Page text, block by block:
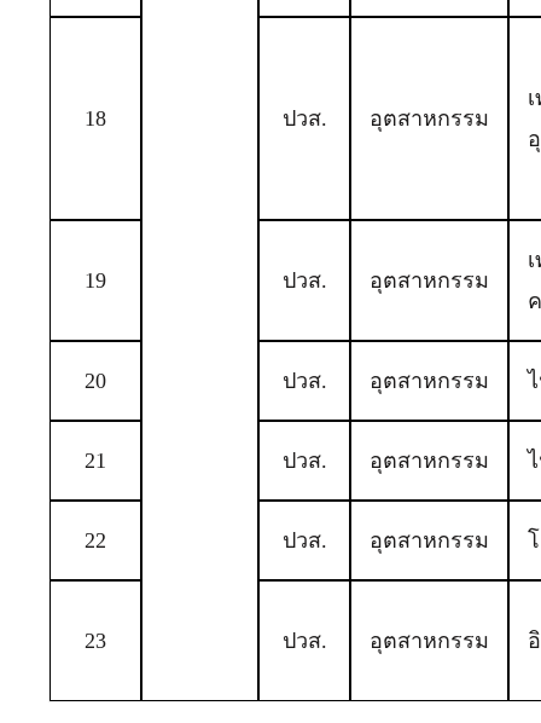
18 ปวส. อุตสาหกรรม
19 ปวส. อุตสาหกรรม
20 ปวส. อุตสาหกรรม
21 ปวส. อุตสาหกรรม
22 ปวส. อุตสาหกรรม
23 ปวส. อุตสาหกรรม